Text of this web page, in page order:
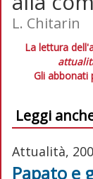
L. Chitarin
La lettura
Gli abbonati
Leggi
Attualità,
Papato e